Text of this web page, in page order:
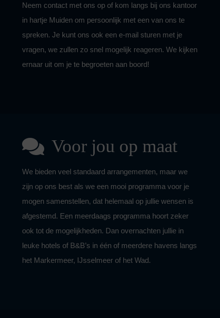
Neem contact met ons op of kom langs bij ons kantoor
in hartje Muiden om persoonlijk met een van ons te
spreken. Je kunt ons ook een e-mail sturen met je
vragen, we zullen zo snel mogelijk reageren. We kijken
ernaar uit om je te begroeten aan boord!
Voor jou op maat
We bieden veel standaard arrangementen, maar we
zijn op ons best als we een mooi programma voor je
mogen samenstellen, dat helemaal op jullie wensen is
afgestemd. Een meerdaags programma hoort zeker
ook tot de mogelijkheden. Dan overnachten jullie in
leuke hotels of B&B’s in één of meerdere havens langs
het Markermeer, IJsselmeer of het Wad.